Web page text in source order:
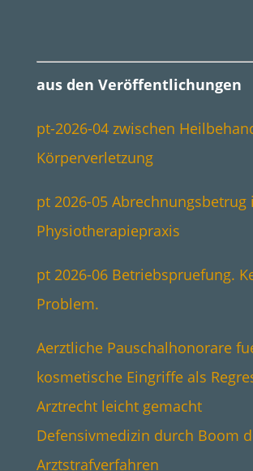
aus den Veröffentlichungen
pt-2026-04 zwischen
Körperverletzung
pt 2026-05 Abrechnungsbetrug
Physiotherapiepraxis
pt 2026-06 Betriebspruefung.
Problem.
Aerztliche Pauschalhonorare
kosmetische Eingriffe als
Arztrecht leicht gemacht
Defensivmedizin durch Boom
Arztstrafverfahren